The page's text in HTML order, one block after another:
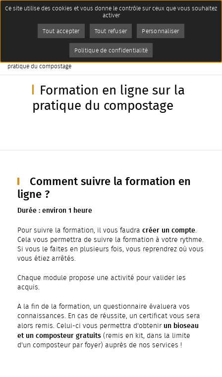
Accueil
Gestion des déchets
Objectif zéro déchet !
Le compostage et le jardinage au
Formation en ligne sur la
pratique du compostage
Imprimer
Formation en ligne sur la
pratique du compostage
Comment suivre la formation en
ligne ?
Durée : environ 1 heure
Pour suivre la formation, il vous faudra créer un compte.
Cela vous permettra de suivre la formation à votre rythme.
Si vous le faites en plusieurs fois, vous reprendrez où vous
vous étiez arrêtés.
Chaque module propose une activité pour valider les
acquis.
A la fin de la formation, un questionnaire évaluera vos
connaissances. En cas de réussite, un certificat vous sera
alors remis. Celui-ci vous permettra d'obtenir un bioseau
et un composteur gratuits (remis en kit, dans la limite
d'un composteur par foyer) auprès de nos services !
Panneau de gestion des cookies
Ce site utilise des cookies et vous donne le contrôle sur ceux que vous souhaitez
activer
Tout accepter Tout refuser Personnaliser
Politique de confidentialité